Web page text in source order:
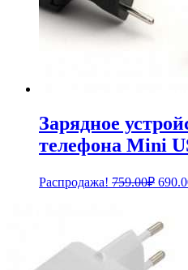
Зарядное
телефона Mini
Распродажа! 759.00₽